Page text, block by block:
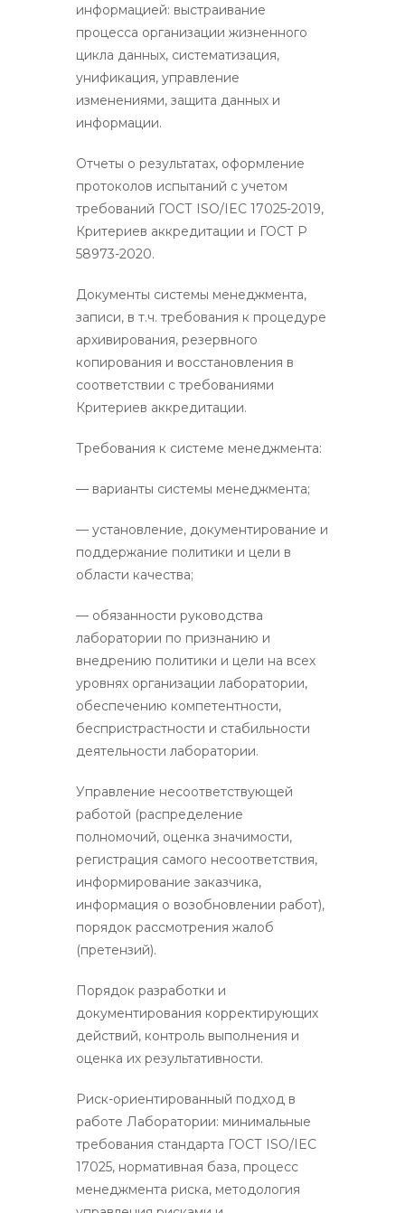
информацией: выстраивание
процесса организации жизненного
цикла данных, систематизация,
унификация, управление
изменениями, защита данных и
информации.
Отчеты о результатах, оформление
протоколов испытаний с учетом
требований ГОСТ ISO/IEC 17025-2019,
Критериев аккредитации и ГОСТ Р
58973-2020.
Документы системы менеджмента,
записи, в т.ч. требования к процедуре
архивирования, резервного
копирования и восстановления в
соответствии с требованиями
Критериев аккредитации.
Требования к системе менеджмента:
— варианты системы менеджмента;
— установление, документирование и
поддержание политики и цели в
области качества;
— обязанности руководства
лаборатории по признанию и
внедрению политики и цели на всех
уровнях организации лаборатории,
обеспечению компетентности,
беспристрастности и стабильности
деятельности лаборатории.
Управление несоответствующей
работой (распределение
полномочий, оценка значимости,
регистрация самого несоответствия,
информирование заказчика,
информация о возобновлении работ),
порядок рассмотрения жалоб
(претензий).
Порядок разработки и
документирования корректирующих
действий, контроль выполнения и
оценка их результативности.
Риск-ориентированный подход в
работе Лаборатории: минимальные
требования стандарта ГОСТ ISO/IEC
17025, нормативная база, процесс
менеджмента риска, методология